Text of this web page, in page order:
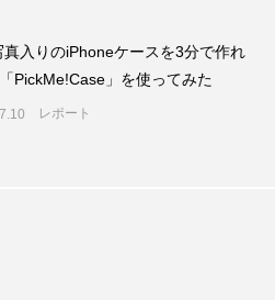
真入りのiPhoneケースを3分で作れ
PickMe!Case」を使ってみた
レポート